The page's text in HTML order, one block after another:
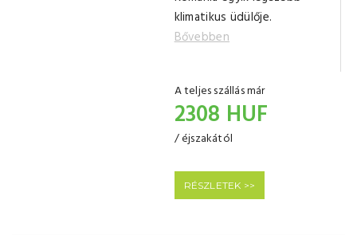
klimatikus üdülője.
Bővebben
A teljes szállás már
2308 HUF
/ éjszakától
RÉSZLETEK >>